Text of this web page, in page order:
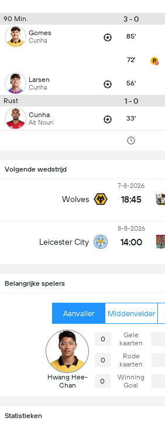
90 Min. 3 - 0
Gomes
Cunha 85'
72'
Larsen
Cunha 56'
Rust 1 - 0
Cunha
Ait Nouri 33'
Volgende wedstrijd
Wolves
7-8-2026
18:45
Leicester City
8-8-2026
14:00
Belangrijke spelers
Aanvaller Middenvelder
Hwang Hee-
Chan
0
Gele
kaarten
0
Rode
kaarten
0
Winning
Goal
Statistieken